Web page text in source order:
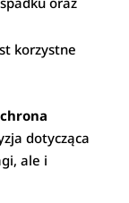
korzystne
dotycząca
ale i